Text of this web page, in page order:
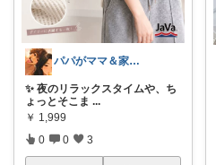
パパがママ＆家族の笑顔の為に選ぶ品😆
✨ 夜のリラックスタイムや、ち
ょっとそこま ...
￥ 1,999
0 0 3